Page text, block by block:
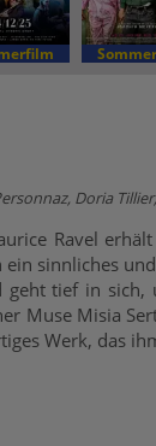
Doria
Ravel
sinnliches
tief in sich,
Muse Misia
Werk, das